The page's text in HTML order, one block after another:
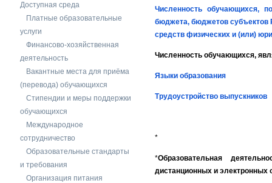
Доступная среда
Платные образовательные
услуги
Финансово-хозяйственная
деятельность
Вакантные места для приёма
(перевода) обучающихся
Стипендии и меры поддержки
обучающихся
Международное
сотрудничество
Образовательные стандарты
и требования
Организация питания
Численность обучающихся,
бюджета, бюджетов субъектов
средств физических и (или)
Численность обучающихся,
Языки образования
Трудоустройство выпускников
*
*Образовательная
дистанционных и электронных